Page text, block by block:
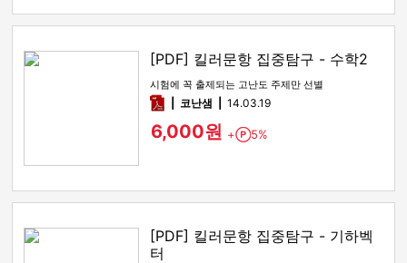
[PDF] 킬러문항 집중탐구 - 수학2
시험에 꼭 출제되는 고난도 주제만 선별
pdf코난샘 14.03.19
6,000원 + Point
5%
[PDF] 킬러문항 집중탐구 - 기하벡
터